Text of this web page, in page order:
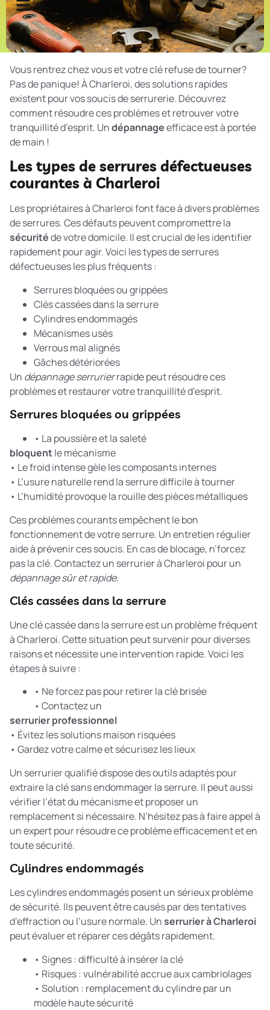
Vous rentrez chez vous et votre clé refuse de tourner?
Pas de panique! À Charleroi, des solutions rapides
existent pour vos soucis de serrurerie. Découvrez
comment résoudre ces problèmes et retrouver votre
tranquillité d’esprit. Undépannageefficace est à portée
de main !
Les types de serrures défectueuses
courantes à Charleroi
Les propriétaires à Charleroi font face à divers problèmes
de serrures. Ces défauts peuvent compromettre la
sécuritéde votre domicile. Il est crucial de les identifier
rapidement pour agir. Voici les types de serrures
défectueuses les plus fréquents :
Serrures bloquées ou grippées
Clés cassées dans la serrure
Cylindres endommagés
Mécanismes usés
Verrous mal alignés
Gâches détériorées
Un dépannage serrurierrapide peut résoudre ces
problèmes et restaurer votre tranquillité d’esprit.
Serrures bloquées ou grippées
• La poussière et la saleté
bloquentle mécanisme
• Le froid intense gèle les composants internes
• L’usure naturelle rend la serrure difficile à tourner
• L’humidité provoque la rouille des pièces métalliques
Ces problèmes courants empêchent le bon
fonctionnement de votre serrure. Un entretien régulier
aide à prévenir ces soucis. En cas de blocage, n’forcez
pas la clé. Contactez un serrurier à Charleroi pour un
dépannage sûr et rapide.
Clés cassées dans la serrure
Une clé cassée dans la serrure est un problème fréquent
à Charleroi. Cette situation peut survenir pour diverses
raisons et nécessite une intervention rapide. Voici les
étapes à suivre :
• Ne forcez pas pour retirer la clé brisée
• Contactez un
serrurier professionnel
• Évitez les solutions maison risquées
• Gardez votre calme et sécurisez les lieux
Un serrurier qualifié dispose des outils adaptés pour
extraire la clé sans endommager la serrure. Il peut aussi
vérifier l’état du mécanisme et proposer un
remplacement si nécessaire. N’hésitez pas à faire appel à
un expert pour résoudre ce problème efficacement et en
toute sécurité.
Cylindres endommagés
Les cylindres endommagés posent un sérieux problème
de sécurité. Ils peuvent être causés par des tentatives
d’effraction ou l’usure normale. Unserrurier à Charleroi
peut évaluer et réparer ces dégâts rapidement.
• Signes : difficulté à insérer la clé
• Risques : vulnérabilité accrue aux cambriolages
• Solution : remplacement du cylindre par un
modèle haute sécurité